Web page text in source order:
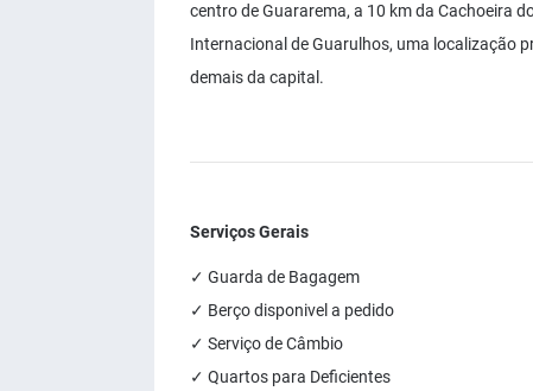
centro de Guararema, a 10 km da Cachoeira
Internacional de Guarulhos, uma localização
demais da capital.
Serviços Gerais
✓ Guarda de Bagagem
✓ Berço disponivel a pedido
✓ Serviço de Câmbio
✓ Quartos para Deficientes